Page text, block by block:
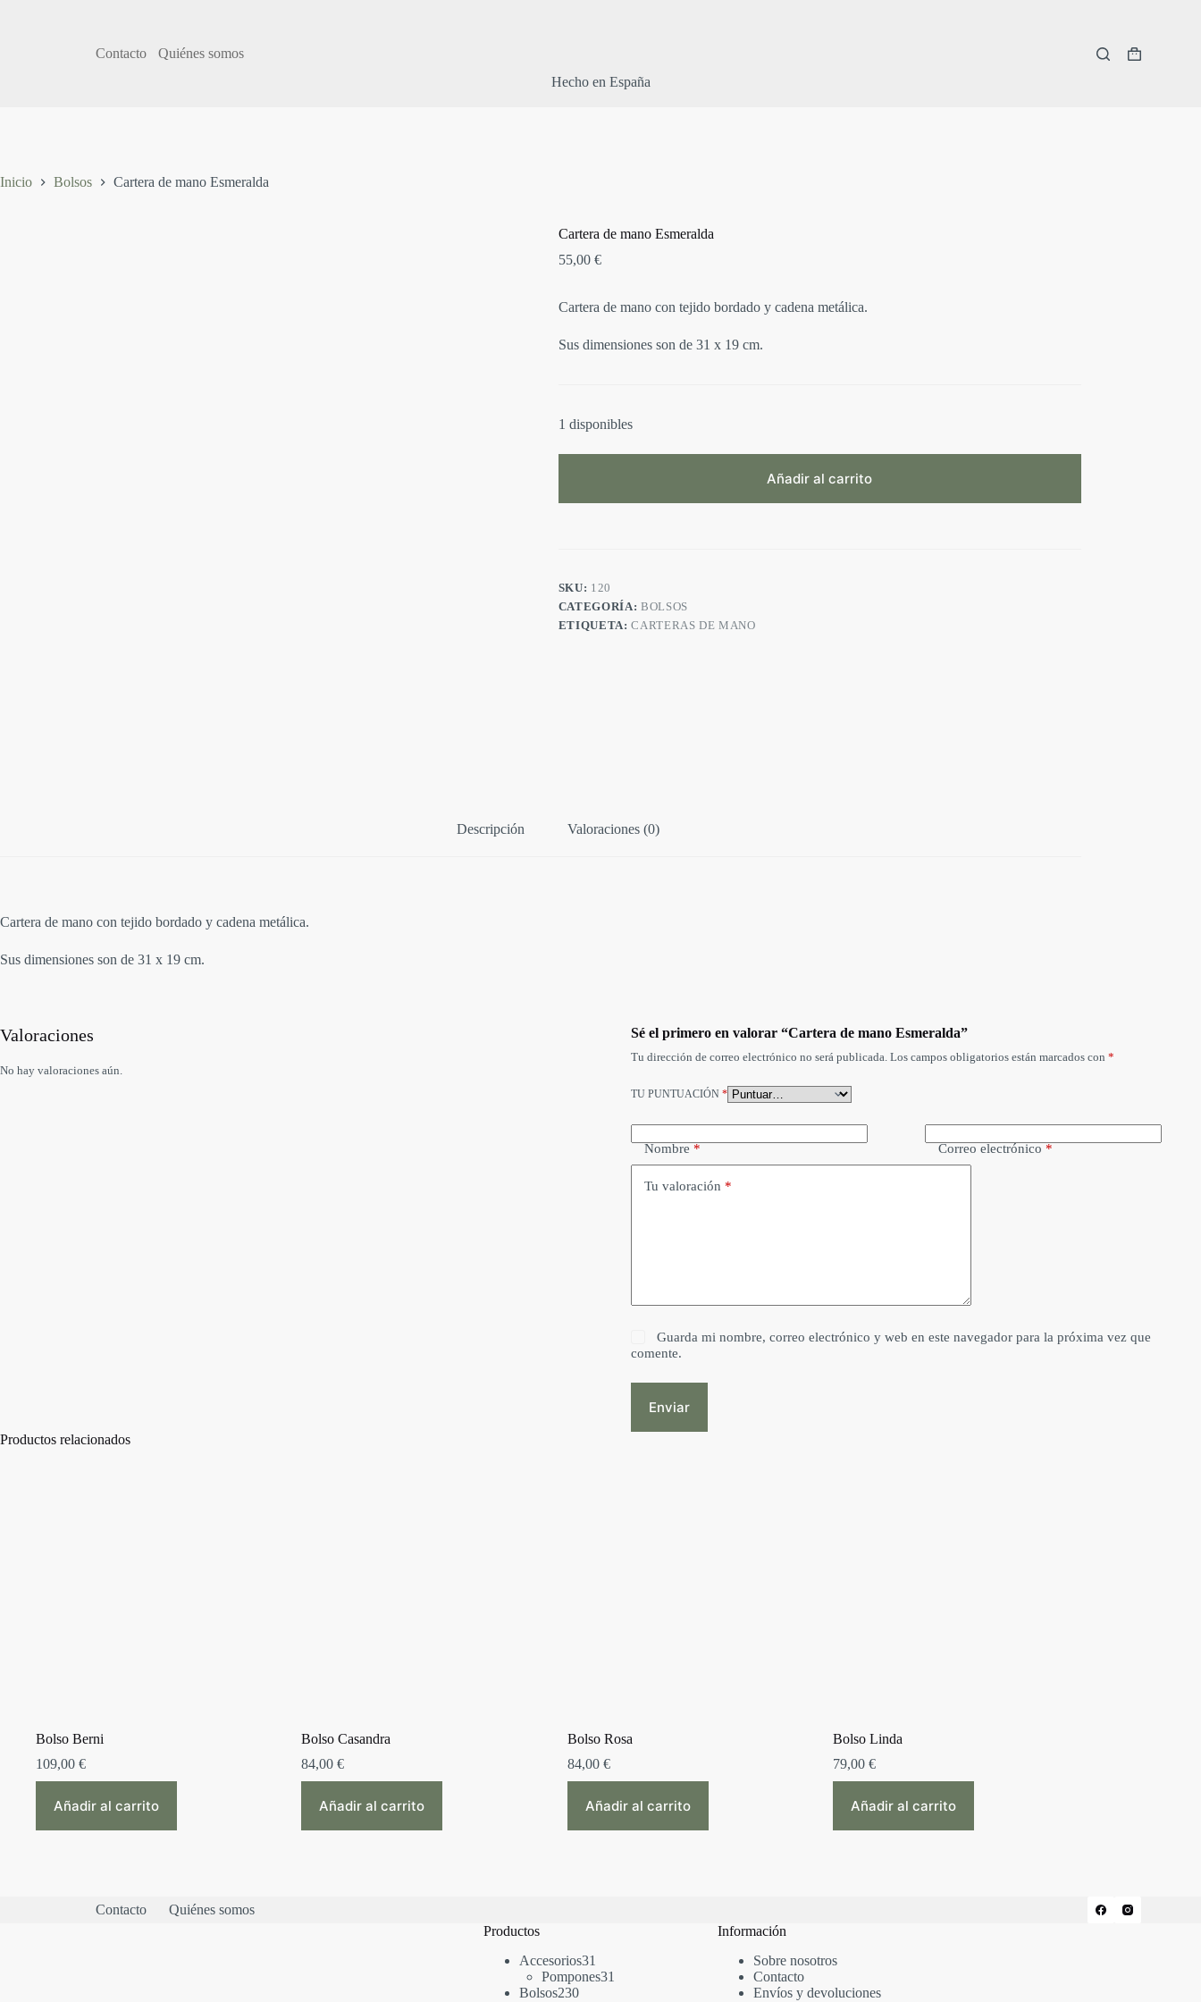
n
Contacto
Quiénes somos
Hecho en España
Carro
Inicio Bolsos Cartera de mano Esmeralda
Cartera de mano Esmeralda
55,00 €
Cartera de mano con tejido bordado y cadena metálica.
Sus dimensiones son de 31 x 19 cm.
1 disponibles
Añadir al carrito
SKU: 120
CATEGORÍA: BOLSOS
ETIQUETA:CARTERAS DE MANO
Descripción Valoraciones (0)
Cartera de mano con tejido bordado y cadena metálica.
Sus dimensiones son de 31 x 19 cm.
Valoraciones
No hay valoraciones aún.
Sé el primero en valorar “Cartera de mano Esmeralda”
Tu dirección de correo electrónico no será publicada. Los campos obligatorios están marcados con *
TU PUNTUACIÓN *
Nombre * Correo electrónico *
Tu valoración *
Guarda mi nombre, correo electrónico y web en este navegador para la próxima vez que
comente.
Enviar
Productos relacionados
Bolso Berni
109,00 €
Añadir al carrito
Bolso Casandra
84,00€
Añadir al carrito
Bolso Rosa
84,00 €
Añadir al carrito
Bolso Linda
79,00€
Añadir al carrito
Contacto
Quiénes somos
Productos
Accesorios31
productos
Pompones31
Bolsos230230
Información
Sobre nosotros
Contacto
Envíos y devoluciones